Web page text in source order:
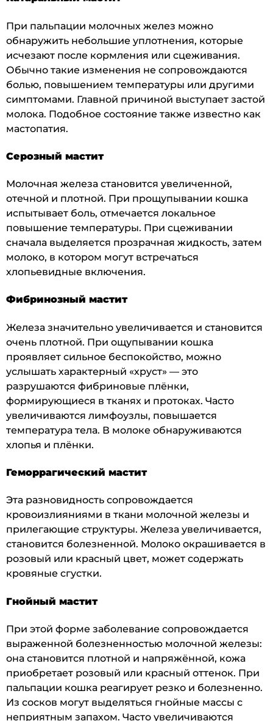
При пальпации молочных желез можно
обнаружить небольшие уплотнения, которые
исчезают после кормления или сцеживания.
Обычно такие изменения не сопровождаются
болью, повышением температуры или другими
симптомами. Главной причиной выступает застой
молока. Подобное состояние также известно как
мастопатия.
Серозный мастит
Молочная железа становится увеличенной,
отечной и плотной. При прощупывании кошка
испытывает боль, отмечается локальное
повышение температуры. При сцеживании
сначала выделяется прозрачная жидкость, затем
молоко, в котором могут встречаться
хлопьевидные включения.
Фибринозный мастит
Железа значительно увеличивается и становится
очень плотной. При ощупывании кошка
проявляет сильное беспокойство, можно
услышать характерный «хруст» — это
разрушаются фибриновые плёнки,
формирующиеся в тканях и протоках. Часто
увеличиваются лимфоузлы, повышается
температура тела. В молоке обнаруживаются
хлопья и плёнки.
Геморрагический мастит
Эта разновидность сопровождается
кровоизлияниями в ткани молочной железы и
прилегающие структуры. Железа увеличивается,
становится болезненной. Молоко окрашивается в
розовый или красный цвет, может содержать
кровяные сгустки.
Гнойный мастит
При этой форме заболевание сопровождается
выраженной болезненностью молочной железы:
она становится плотной и напряжённой, кожа
приобретает розовый или красный оттенок. При
пальпации кошка реагирует резко и болезненно.
Из сосков могут выделяться гнойные массы с
неприятным запахом. Часто увеличиваются